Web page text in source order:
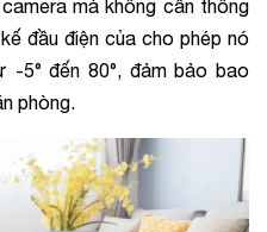
mà không cần thông
đầu điện của cho phép nó
-5° đến 80°, đảm bảo bao
phòng.